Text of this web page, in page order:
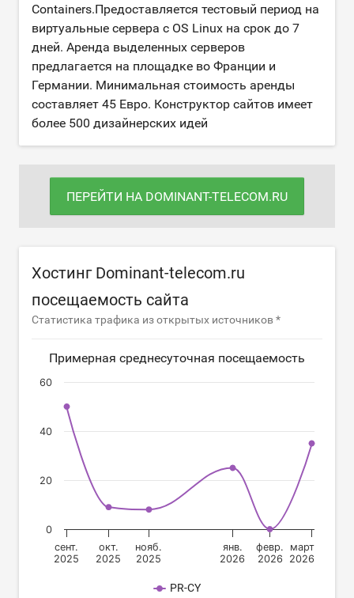
Containers.Предоставляется тестовый период на
виртуальные сервера с OS Linux на срок до 7
дней. Аренда выделенных серверов
предлагается на площадке во Франции и
Германии. Минимальная стоимость аренды
составляет 45 Евро. Конструктор сайтов имеет
более 500 дизайнерских идей
ПЕРЕЙТИ НА DOMINANT-TELECOM.RU
Хостинг Dominant-telecom.ru
посещаемость сайта
Статистика трафика из открытых источников *
Примерная среднесуточная посещаемость
PR-CY
сент.
2025
окт.
2025
нояб.
2025
янв.
2026
февр.
2026
март
2026
0
20
40
60